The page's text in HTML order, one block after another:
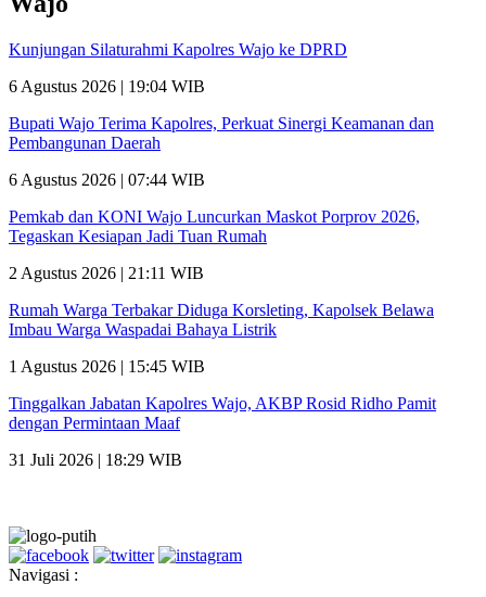
Kunjungan Silaturahmi Kapolres Wajo ke DPRD
6 Agustus 2026 | 19:04 WIB
Bupati Wajo Terima Kapolres, Perkuat Sinergi Keamanan dan
Pembangunan Daerah
6 Agustus 2026 | 07:44 WIB
Pemkab dan KONI Wajo Luncurkan Maskot Porprov 2026,
Tegaskan Kesiapan Jadi Tuan Rumah
2 Agustus 2026 | 21:11 WIB
Rumah Warga Terbakar Diduga Korsleting, Kapolsek Belawa
Imbau Warga Waspadai Bahaya Listrik
1 Agustus 2026 | 15:45 WIB
Tinggalkan Jabatan Kapolres Wajo, AKBP Rosid Ridho Pamit
dengan Permintaan Maaf
31 Juli 2026 | 18:29 WIB
Navigasi :